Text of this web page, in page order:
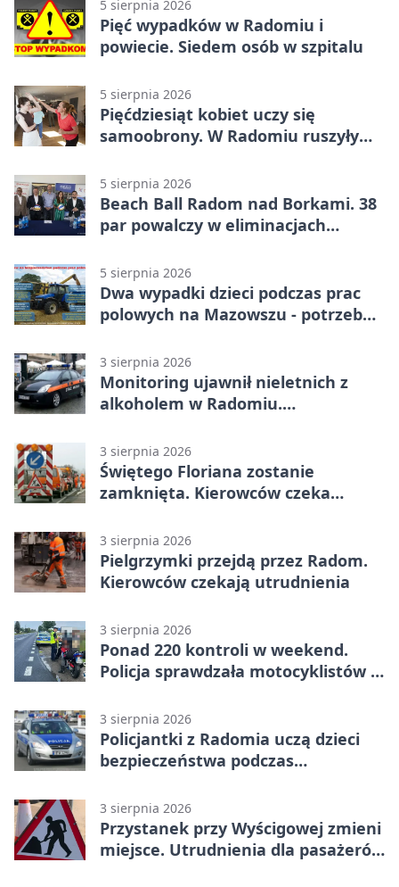
5 sierpnia 2026
Pięć wypadków w Radomiu i
powiecie. Siedem osób w szpitalu
5 sierpnia 2026
Pięćdziesiąt kobiet uczy się
samoobrony. W Radomiu ruszyły
5 sierpnia 2026
Beach Ball Radom nad Borkami. 38
par powalczy w eliminacjach
5 sierpnia 2026
Dwa wypadki dzieci podczas prac
polowych na Mazowszu - potrzebna
3 sierpnia 2026
Monitoring ujawnił nieletnich z
alkoholem w Radomiu.
3 sierpnia 2026
Świętego Floriana zostanie
zamknięta. Kierowców czeka
3 sierpnia 2026
Pielgrzymki przejdą przez Radom.
Kierowców czekają utrudnienia
3 sierpnia 2026
Ponad 220 kontroli w weekend.
Policja sprawdzała motocyklistów w
3 sierpnia 2026
Policjantki z Radomia uczą dzieci
bezpieczeństwa podczas
3 sierpnia 2026
Przystanek przy Wyścigowej zmieni
miejsce. Utrudnienia dla pasażerów